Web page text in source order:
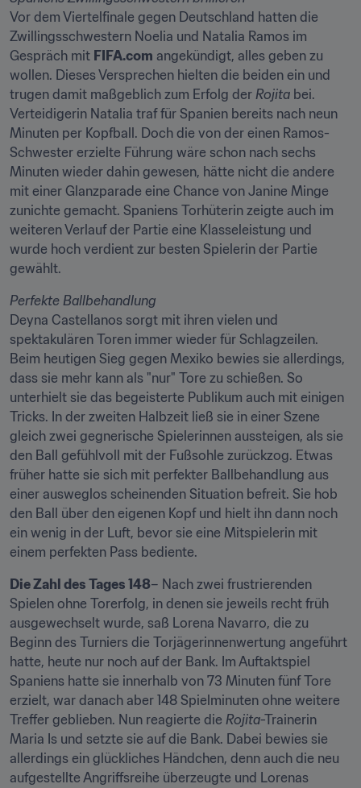
Vor dem Viertelfinale gegen Deutschland hatten die
Zwillingsschwestern Noelia und Natalia Ramos im
Gespräch mit FIFA.com angekündigt, alles geben zu
wollen. Dieses Versprechen hielten die beiden ein und
trugen damit maßgeblich zum Erfolg der Rojita bei.
Verteidigerin Natalia traf für Spanien bereits nach neun
Minuten per Kopfball. Doch die von der einen Ramos-
Schwester erzielte Führung wäre schon nach sechs
Minuten wieder dahin gewesen, hätte nicht die andere
mit einer Glanzparade eine Chance von Janine Minge
zunichte gemacht. Spaniens Torhüterin zeigte auch im
weiteren Verlauf der Partie eine Klasseleistung und
wurde hoch verdient zur besten Spielerin der Partie
gewählt.
Deyna Castellanos sorgt mit ihren vielen und
spektakulären Toren immer wieder für Schlagzeilen.
Beim heutigen Sieg gegen Mexiko bewies sie allerdings,
dass sie mehr kann als "nur" Tore zu schießen. So
unterhielt sie das begeisterte Publikum auch mit einigen
Tricks. In der zweiten Halbzeit ließ sie in einer Szene
gleich zwei gegnerische Spielerinnen aussteigen, als sie
den Ball gefühlvoll mit der Fußsohle zurückzog. Etwas
früher hatte sie sich mit perfekter Ballbehandlung aus
einer ausweglos scheinenden Situation befreit. Sie hob
den Ball über den eigenen Kopf und hielt ihn dann noch
ein wenig in der Luft, bevor sie eine Mitspielerin mit
einem perfekten Pass bediente.
Die Zahl des Tages 148– Nach zwei frustrierenden
Spielen ohne Torerfolg, in denen sie jeweils recht früh
ausgewechselt wurde, saß Lorena Navarro, die zu
Beginn des Turniers die Torjägerinnenwertung angeführt
hatte, heute nur noch auf der Bank. Im Auftaktspiel
Spaniens hatte sie innerhalb von 73 Minuten fünf Tore
erzielt, war danach aber 148 Spielminuten ohne weitere
Treffer geblieben. Nun reagierte die Rojita-Trainerin
Maria Is und setzte sie auf die Bank. Dabei bewies sie
allerdings ein glückliches Händchen, denn auch die neu
aufgestellte Angriffsreihe überzeugte und Lorenas